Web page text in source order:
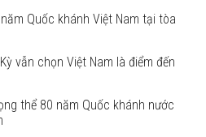
Quốc khánh Việt Nam tại tòa
vẫn chọn Việt Nam là điểm đến
thể 80 năm Quốc khánh nước